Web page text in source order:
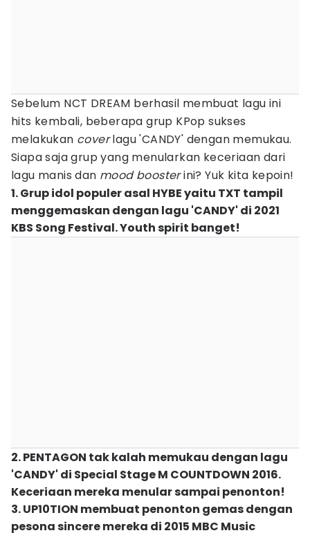
Sebelum NCT DREAM berhasil membuat lagu ini
hits kembali, beberapa grup KPop sukses
melakukan coverlagu 'CANDY' dengan memukau.
Siapa saja grup yang menularkan keceriaan dari
lagu manis dan mood boosterini? Yuk kita kepoin!
1. Grup idol populer asal HYBE yaitu TXT tampil
menggemaskan dengan lagu 'CANDY' di 2021
KBS Song Festival. Youth spirit banget!
2. PENTAGON tak kalah memukau dengan lagu
'CANDY' di Special Stage M COUNTDOWN 2016.
Keceriaan mereka menular sampai penonton!
3. UP10TION membuat penonton gemas dengan
pesona sincere mereka di 2015 MBC Music